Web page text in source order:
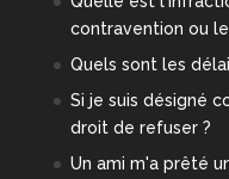
contravention ou
Quels sont les
Si je suis désigné
droit de refuser ?
Un ami m'a prêté